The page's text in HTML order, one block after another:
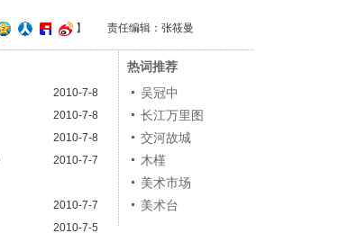
】 责任编辑：张筱曼
2010-7-8
2010-7-8
2010-7-8
2010-7-7
2010-7-7
2010-7-5
热词推荐
吴冠中
长江万里图
交河故城
木槿
美术市场
美术台